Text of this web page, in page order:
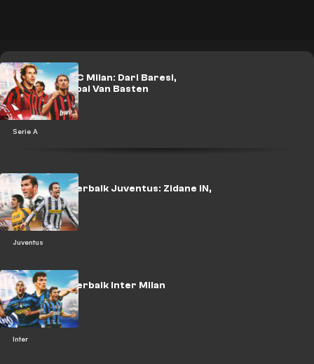
Serie A
Tim Impian AC Milan: Dari Baresi,
Maldini, Sampai Van Basten
Juventus
Tim Impian Terbaik Juventus: Zidane IN,
Ronaldo OUT
Inter
Tim Impian Terbaik Inter Milan